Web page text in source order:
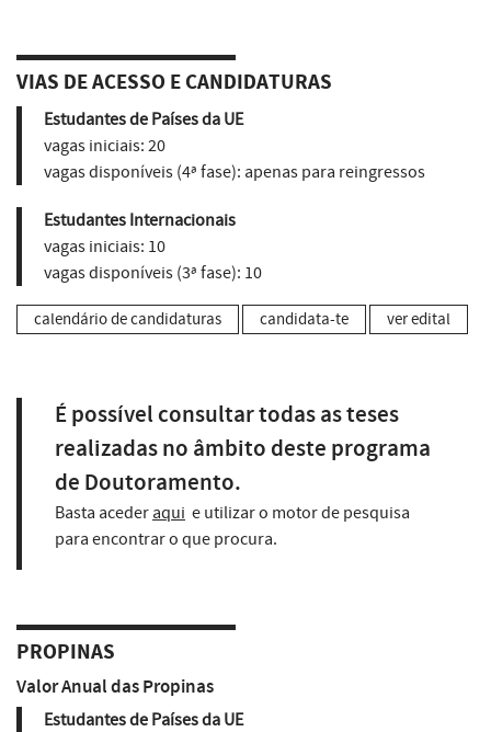
VIAS DE ACESSO E CANDIDATURAS
Estudantes de Países da UE
vagas iniciais: 20
vagas disponíveis (4ª fase): apenas para reingressos
Estudantes Internacionais
vagas iniciais: 10
vagas disponíveis (3ª fase): 10
calendário de candidaturas candidata-te ver edital
É possível consultar todas as teses
realizadas no âmbito deste programa
de Doutoramento.
Basta aceder aqui e utilizar o motor de pesquisa
para encontrar o que procura.
PROPINAS
Valor Anual das Propinas
Estudantes de Países da UE